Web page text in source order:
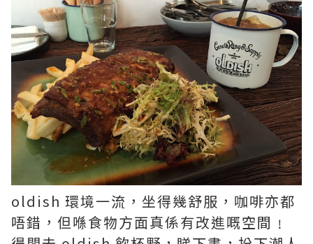
oldish 環境一流，坐得幾舒服，咖啡亦都
唔錯，但喺食物方面真係有改進嘅空間﹗